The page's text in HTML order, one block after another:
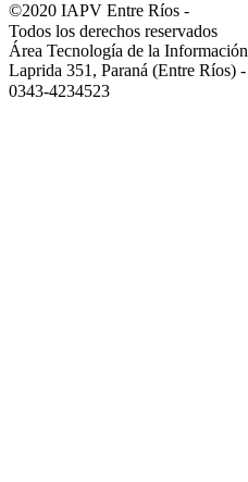
©2020 IAPV Entre Ríos -
Todos los derechos reservados
Área Tecnología de la Información
Laprida 351, Paraná (Entre Ríos) -
0343-4234523